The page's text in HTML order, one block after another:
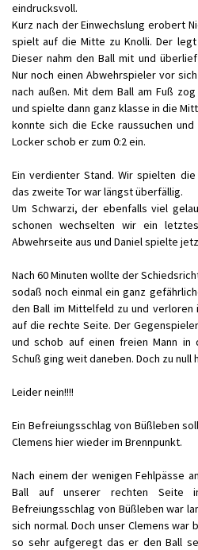
eindrucksvoll.
Kurz nach der Einwechslung erobert
spielt auf die Mitte zu Knolli. Der
Dieser nahm den Ball mit und
Nur noch einen Abwehrspieler vor
nach außen. Mit dem Ball am Fuß
und spielte dann ganz klasse in die
konnte sich die Ecke raussuchen
Locker schob er zum 0:2 ein.
Ein verdienter Stand. Wir spielten
das zweite Tor war längst überfällig.
Um Schwarzi, der ebenfalls viel
schonen wechselten wir ein
Abwehrseite aus und Daniel spielte
Nach 60 Minuten wollte der
sodaß noch einmal ein ganz
den Ball im Mittelfeld zu und verloren
auf die rechte Seite. Der
und schob auf einen freien Mann
Schuß ging weit daneben. Doch zu null
Leider nein!!!!
Ein Befreiungsschlag von Büßleben
Clemens hier wieder im Brennpunkt.
Nach einem der wenigen Fehlpässe
Ball auf unserer rechten Seite
Befreiungsschlag von Büßleben war
sich normal. Doch unser Clemens war
so sehr aufgeregt das er den Ball